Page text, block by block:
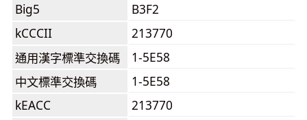
Big5
B3F2
kCCCII
213770
通用漢字標準交換碼
1-5E58
中文標準交換碼
1-5E58
kEACC
213770